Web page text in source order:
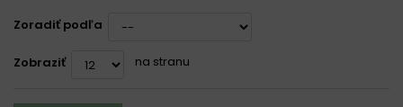
Zoradiť podľa
Zobraziť na stranu